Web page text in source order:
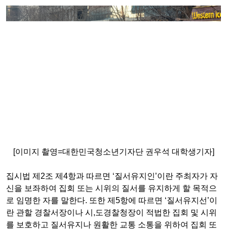
[이미지 촬영=대한민국청소년기자단 권우석 대학생기자]
집시법 제 2조 제 4항과 따르면 ‘질서유지인’이란 주최자가 자
신을 보좌하여 집회 또는 시위의 질서를 유지하게 할 목적으
로 임명한 자를 말한다. 또한 제 5항에 따르면 ‘질서유지선 ’이
란 관할 경찰서장이나 시 ,도경찰청장이 적법한 집회 및 시위
를 보호하고 질서유지나 원활한 교통 소통을 위하여 집회 또